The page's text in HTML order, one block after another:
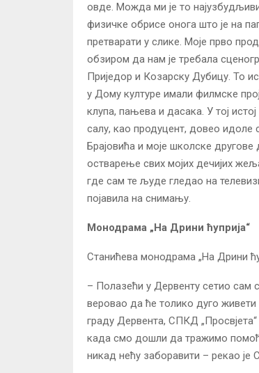
овде. Можда ми је то
физичке обрисе онога што је на
претварати у слике. Моје прво
обзиром да нам је требала
Приједор и Козарску Дубицу. То
у Дому културе имали филмске
клупа, пањева и дасака. У тој
салу, као продуцент, довео идоле
Брајовића и моје школске
остварење свих мојих дечијих
где сам те људе гледао на
појавила на снимању.
Монодрама „На Дрини ћуприја“
Станићева монодрама „На Дрини
– Полазећи у Дервенту сетио сам
веровао да ће толико дуго
граду Дервента, СПКД
када смо дошли да тражимо помоћ
никад нећу заборавити – рекао је